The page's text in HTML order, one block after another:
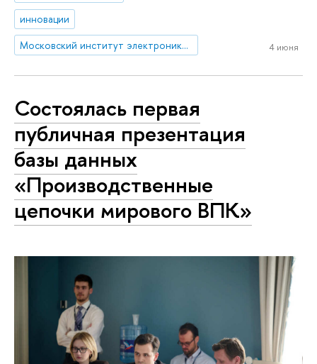
инновации
Московский институт электроники и математики им. А.Н. Тихонова
4 июня
Состоялась первая
публичная презентация
базы данных
«Производственные
цепочки мирового ВПК»